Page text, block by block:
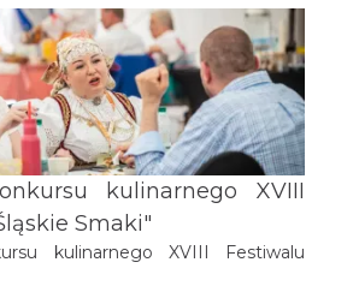
kulinarnego XVIII
Smaki"
kulinarnego XVIII Festiwalu